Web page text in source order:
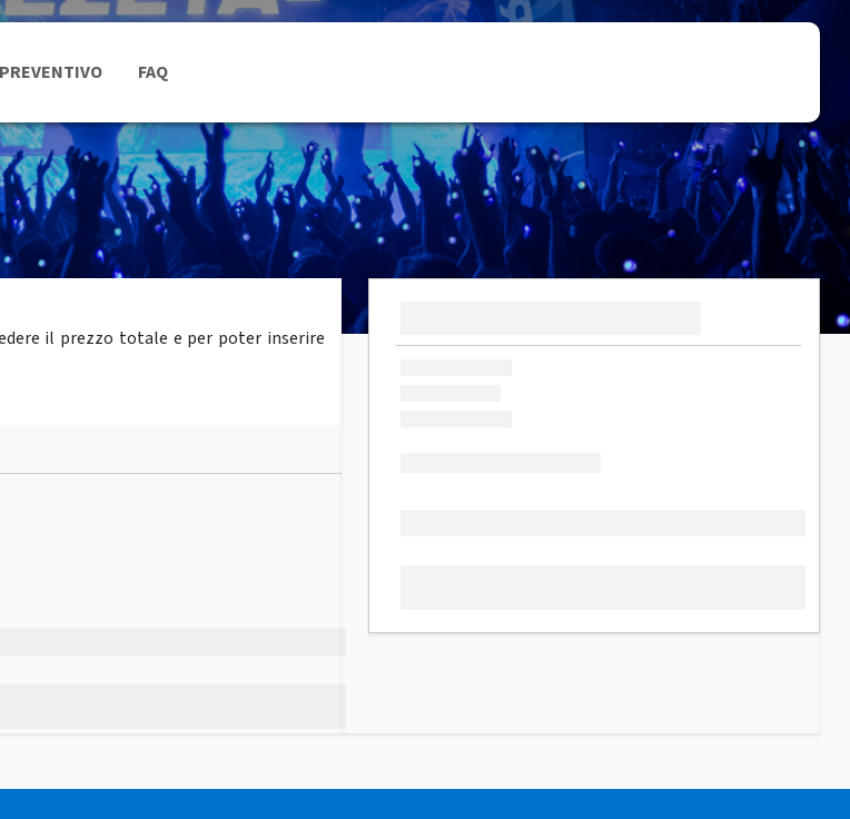
PREVENTIVO FAQ
il prezzo totale e per poter inserire